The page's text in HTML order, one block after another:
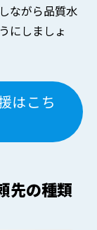
ながら品質水
にしましょ
はこち
先の種類